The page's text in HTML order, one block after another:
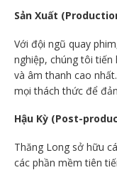
Sản Xuất
Với đội ngũ quay
nghiệp, chúng tôi tiến
và âm thanh cao
mọi thách thức để
Hậu Kỳ (Post-
Thăng Long sở hữu
các phần mềm tiên